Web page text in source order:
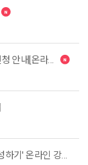
2026-8월 무료 모의 토익-토익스피킹-토플 신청 안내[온라인 비교과]
[2차년도 앵커사업] '성공적인 직무 고도화 완성하기' 온라인 강의 수강(기간 연장)